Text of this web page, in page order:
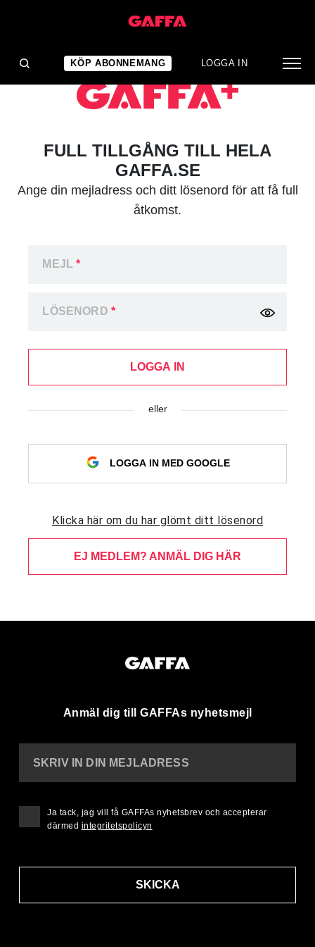
KÖP ABONNEMANG LOGGA IN
FULL TILLGÅNG TILL HELA
GAFFA.SE
Ange din mejladress och ditt lösenord för att få full
åtkomst.
MEJL*
LÖSENORD *
LOGGA IN
eller
LOGGA IN MED GOOGLE
Klicka här om du har glömt ditt lösenord
EJ MEDLEM? ANMÄL DIG HÄR
Anmäl dig till GAFFAs nyhetsmejl
SKRIV IN DIN MEJLADRESS
SKICKA
Ja tack, jag vill få GAFFAs nyhetsbrev och accepterar
därmed integritetspolicyn